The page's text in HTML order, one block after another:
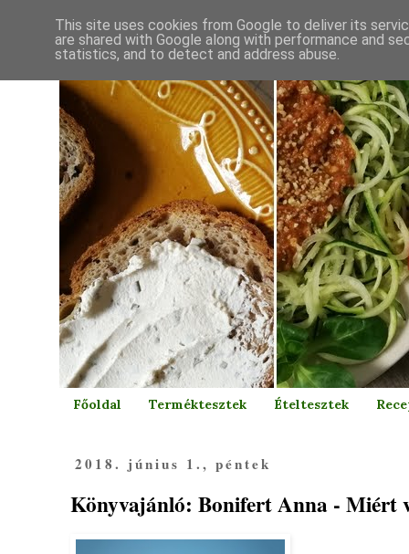
Főoldal Terméktesztek Ételtesztek
2018. június 1., péntek
Könyvajánló: Bonifert Anna - Miért
This site uses cookies from Google to deliver its
are shared with Google along with performance and
statistics, and to detect and address abuse.